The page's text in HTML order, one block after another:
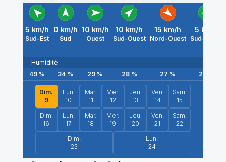
5 km/h
Sud-Est
0 km/h
Sud
10 km/h
Ouest
10 km/h
Sud-Ouest
15 km/h
Nord-Ouest
5 km/h
Sud-Ouest
Humidité
49 % 34 % 29 % 28% 27 % 27
Dim.
9
Lun.
10
Mar.
11
Mer.
12
Jeu.
13
Ven.
14
Sam.
15
Dim.
16
Lun.
17
Mar.
18
Mer.
19
Jeu.
20
Ven.
21
Sam.
22
Dim.
23
Lun.
24